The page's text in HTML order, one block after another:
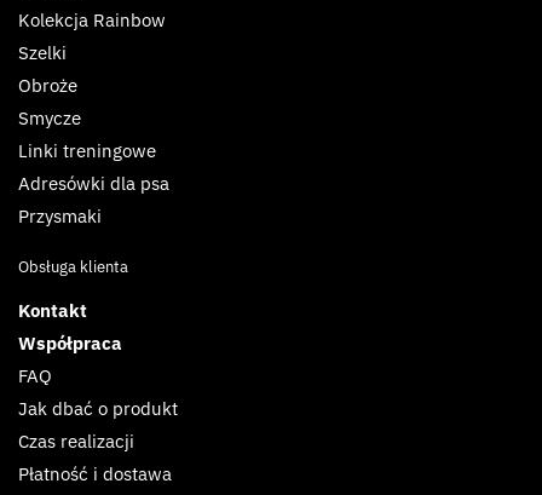
Kolekcja Rainbow
Szelki
Obroże
Smycze
Linki treningowe
Adresówki dla psa
Przysmaki
Obsługa klienta
Kontakt
Współpraca
FAQ
Jak dbać o produkt
Czas realizacji
Płatność i dostawa